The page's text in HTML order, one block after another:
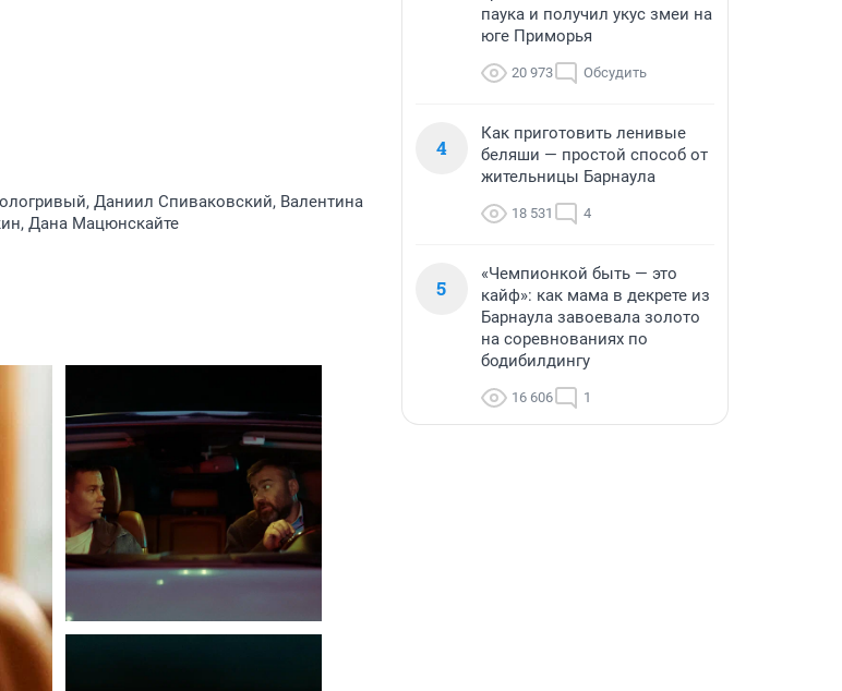
Даниил Спиваковский, Валентина
Дана Мацюнскайте
паука и получил укус змеи на
юге Приморья
20 973 Обсудить
4
Как приготовить ленивые
беляши — простой способ от
жительницы Барнаула
18 531 4
5
«Чемпионкой быть — это
кайф»: как мама в декрете из
Барнаула завоевала золото
на соревнованиях по
бодибилдингу
16 606 1